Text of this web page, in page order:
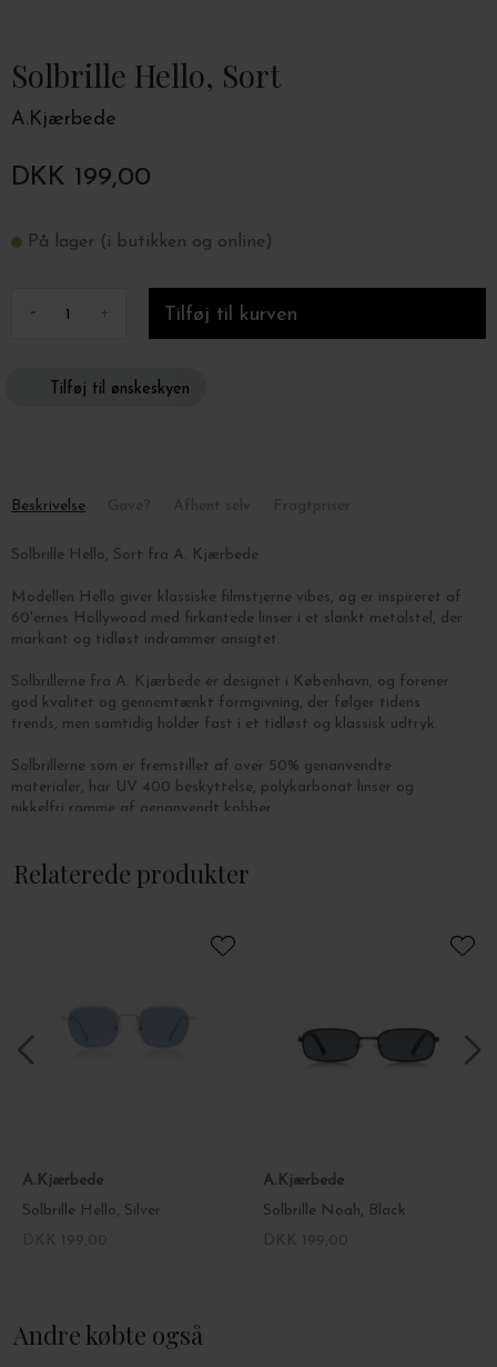
Solbrille Hello, Sort
A.Kjærbede
DKK 199,00
På lager (i butikken og online)
- +
Tilføj til ønskeskyen
Beskrivelse
Solbrille Hello, Sort fra A. Kjærbede
Modellen Hello giver klassiske filmstjerne vibes, og er inspireret af
60'ernes Hollywood med firkantede linser i et slankt metalstel, der
markant og tidløst indrammer ansigtet.
Solbrillerne fra A. Kjærbede er designet i København, og forener
god kvalitet og gennemtænkt formgivning, der følger tidens
trends, men samtidig holder fast i et tidløst og klassisk udtryk.
Solbrillerne som er fremstillet af over 50% genanvendte
materialer, har UV 400 beskyttelse, polykarbonat linser og
nikkelfri ramme af genanvendt kobber.
Relaterede produkter
A.Kjærbede
Solbrille Hello, Silver
A.Kjærbede
Solbrille Noah, Black
Andre købte også